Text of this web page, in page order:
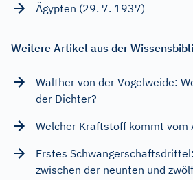
Ägypten (29. 7. 1937)
Weitere Artikel aus der
Walther von der Vogelweide:
der Dichter?
Welcher Kraftstoff kommt vom
Erstes
zwischen der neunten und